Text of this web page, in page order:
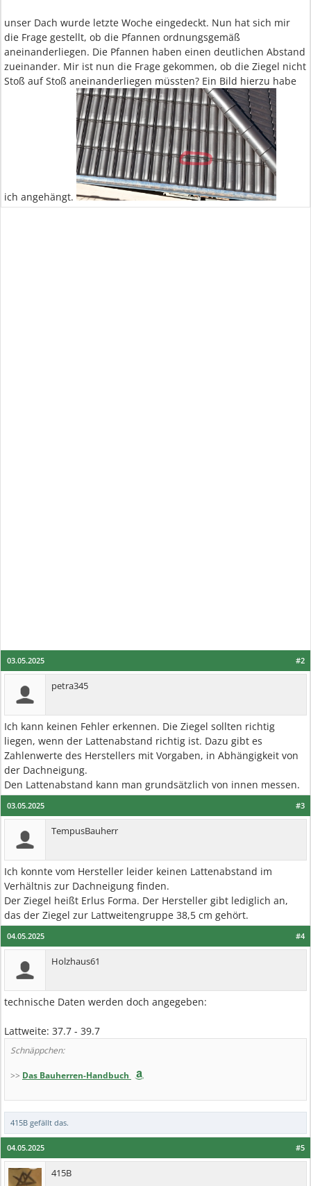
unser Dach wurde letzte Woche eingedeckt. Nun hat sich mir
die Frage gestellt, ob die Pfannen ordnungsgemäß
aneinanderliegen. Die Pfannen haben einen deutlichen Abstand
zueinander. Mir ist nun die Frage gekommen, ob die Ziegel nicht
Stoß auf Stoß aneinanderliegen müssten? Ein Bild hierzu habe
ich angehängt.
#2
03.05.2025
petra345
Ich kann keinen Fehler erkennen. Die Ziegel sollten richtig
liegen, wenn der Lattenabstand richtig ist. Dazu gibt es
Zahlenwerte des Herstellers mit Vorgaben, in Abhängigkeit von
der Dachneigung.
Den Lattenabstand kann man grundsätzlich von innen messen.
#3
03.05.2025
TempusBauherr
Ich konnte vom Hersteller leider keinen Lattenabstand im
Verhältnis zur Dachneigung finden.
Der Ziegel heißt Erlus Forma. Der Hersteller gibt lediglich an,
das der Ziegel zur Lattweitengruppe 38,5 cm gehört.
#4
04.05.2025
Holzhaus61
technische Daten werden doch angegeben:
Lattweite: 37.7 - 39.7
Schnäppchen:
>> Das Bauherren-Handbuch
415B gefällt das.
#5
04.05.2025
415B